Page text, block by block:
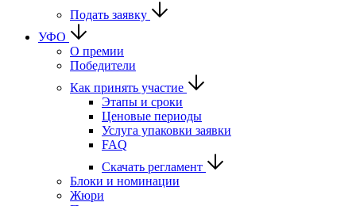
Подать заявку
УФО
О премии
Победители
Как принять участие
Этапы и сроки
Ценовые периоды
Услуга упаковки заявки
FAQ
Скачать регламент
Блоки и номинации
Жюри